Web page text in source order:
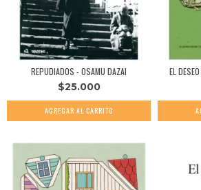
REPUDIADOS - OSAMU DAZAI
$25.000
EL